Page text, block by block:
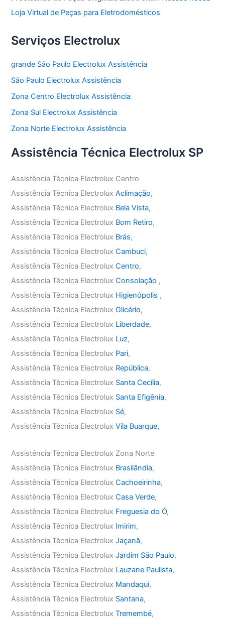
Loja Virtual de Peças para Eletrodomésticos
Serviços Electrolux
grande São Paulo Electrolux Assistência
São Paulo Electrolux Assistência
Zona Centro Electrolux Assistência
Zona Sul Electrolux Assistência
Zona Norte Electrolux Assistência
Assistência Técnica Electrolux SP
Assistência Técnica Electrolux Centro
Assistência Técnica ElectroluxAclimação,
Assistência Técnica Electrolux Bela Vista,
Assistência Técnica Electrolux Bom Retiro,
Assistência Técnica Electrolux Brás,
Assistência Técnica ElectroluxCambuci,
Assistência Técnica ElectroluxCentro,
Assistência Técnica ElectroluxConsolação ,
Assistência Técnica Electrolux Higienópolis ,
Assistência Técnica ElectroluxGlicério,
Assistência Técnica Electrolux Liberdade,
Assistência Técnica Electrolux Luz,
Assistência Técnica Electrolux Pari,
Assistência Técnica Electrolux República,
Assistência Técnica Electrolux Santa Cecília,
Assistência Técnica Electrolux Santa Efigênia,
Assistência Técnica Electrolux Sé,
Assistência Técnica ElectroluxVila Buarque,
Assistência Técnica Electrolux Zona Norte
Assistência Técnica Electrolux Brasilândia,
Assistência Técnica ElectroluxCachoeirinha,
Assistência Técnica ElectroluxCasa Verde,
Assistência Técnica Electrolux Freguesia do Ó,
Assistência Técnica Electrolux Imirim,
Assistência Técnica ElectroluxJaçanã,
Assistência Técnica ElectroluxJardim São Paulo,
Assistência Técnica Electrolux Lauzane Paulista,
Assistência Técnica Electrolux Mandaqui,
Assistência Técnica Electrolux Santana,
Assistência Técnica ElectroluxTremembé,